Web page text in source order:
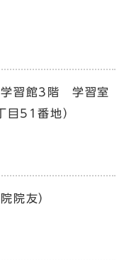
習館3階 学習室
51番地）
友）